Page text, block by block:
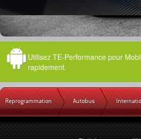
Utilisez TE-Performance pour
rapidement.
Reprogrammation Autobus